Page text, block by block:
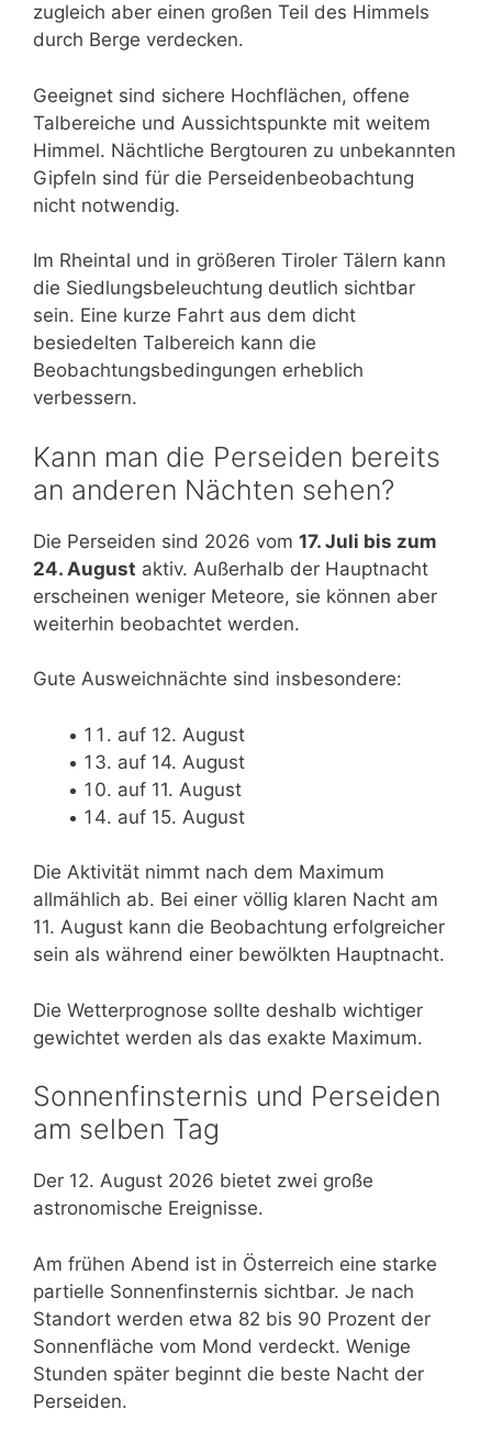
zugleich aber einen großen Teil des Himmels
durch Berge verdecken.
Geeignet sind sichere Hochflächen, offene
Talbereiche und Aussichtspunkte mit weitem
Himmel. Nächtliche Bergtouren zu unbekannten
Gipfeln sind für die Perseidenbeobachtung
nicht notwendig.
Im Rheintal und in größeren Tiroler Tälern kann
die Siedlungsbeleuchtung deutlich sichtbar
sein. Eine kurze Fahrt aus dem dicht
besiedelten Talbereich kann die
Beobachtungsbedingungen erheblich
verbessern.
Kann man die Perseiden bereits
an anderen Nächten sehen?
Die Perseiden sind 2026 vom 17. Juli bis zum
24. August aktiv. Außerhalb der Hauptnacht
erscheinen weniger Meteore, sie können aber
weiterhin beobachtet werden.
Gute Ausweichnächte sind insbesondere:
auf 12. August
auf 14. August
auf 11. August
auf 15. August
Die Aktivität nimmt nach dem Maximum
allmählich ab. Bei einer völlig klaren Nacht am
11. August kann die Beobachtung erfolgreicher
sein als während einer bewölkten Hauptnacht.
Die Wetterprognose sollte deshalb wichtiger
gewichtet werden als das exakte Maximum.
Sonnenfinsternis und Perseiden
am selben Tag
Der 12. August 2026 bietet zwei große
astronomische Ereignisse.
Am frühen Abend ist in Österreich eine starke
partielle Sonnenfinsternis sichtbar. Je nach
Standort werden etwa 82 bis 90 Prozent der
Sonnenfläche vom Mond verdeckt. Wenige
Stunden später beginnt die beste Nacht der
Perseiden.